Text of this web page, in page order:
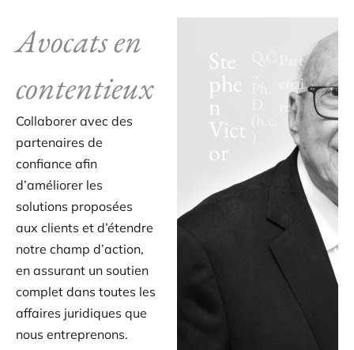
Avocats en
contentieux
Collaborer avec des
partenaires de
confiance afin
d’améliorer les
solutions proposées
aux clients et d’étendre
notre champ d’action,
en assurant un soutien
complet dans toutes les
affaires juridiques que
nous entreprenons.
Ste
phe
n
Vict
or
Part
enai
re